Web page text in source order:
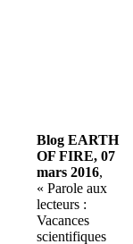
Blog EARTH
OF FIRE, 07
mars 2016,
« Parole aux
lecteurs :
Vacances
scientifiques